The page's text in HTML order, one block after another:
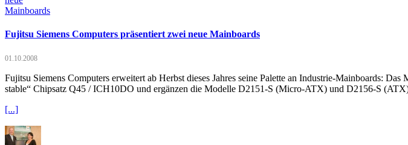
Fujitsu Siemens Computers präsentiert zwei neue Mainboards
01.10.2008
Fujitsu Siemens Computers erweitert ab Herbst dieses Jahres seine Palette an Industrie-Mainboards:
stable“ Chipsatz Q45 / ICH10DO und ergänzen die Modelle D2151-S (Micro-ATX) und D2156-S
[...]